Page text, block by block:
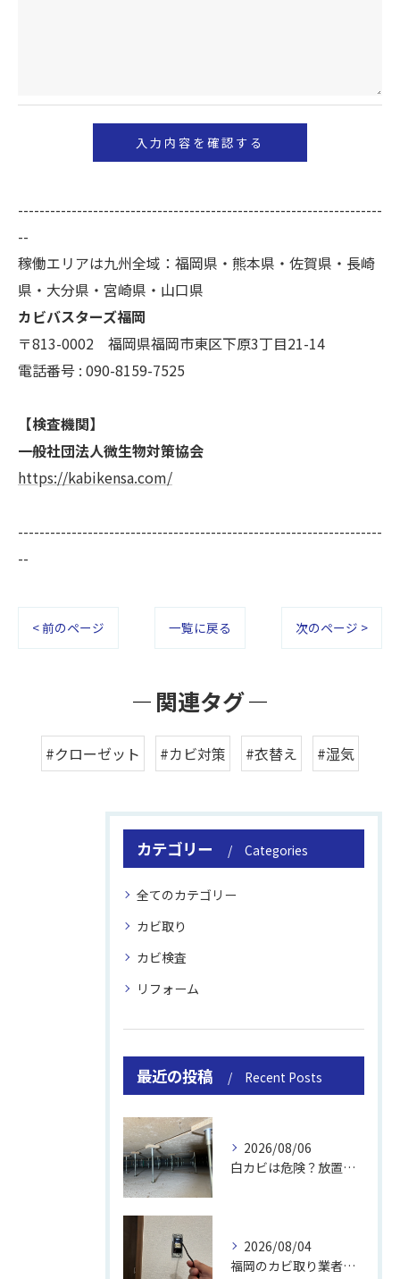
当社では、お客様の個人情報の開示･訂正･削除・利
個人情報の開示･訂正･削除・利用停止の具体的手続
きにつきましては、お電話でお問合せ下さい。
--------------------------------------------------------------------
--
稼働エリアは九州全域：福岡県・熊本県・佐賀県・長崎
県・大分県・宮崎県・山口県
カビバスターズ福岡
〒813-0002 福岡県福岡市東区下原3丁目21-14
電話番号 : 090-8159-7525
【検査機関】
一般社団法人微生物対策協会
https://kabikensa.com/
--------------------------------------------------------------------
--
< 前のページ 一覧に戻る 次のページ >
関連タグ
#クローゼット #カビ対策 #衣替え #湿気
カテゴリー Categories
全てのカテゴリー
カビ取り
カビ検査
リフォーム
最近の投稿 Recent Posts
2026/08/06
白カビは危険？放置のリスクと取り方
2026/08/04
福岡のカビ取り業者おすすめの選び方と費用